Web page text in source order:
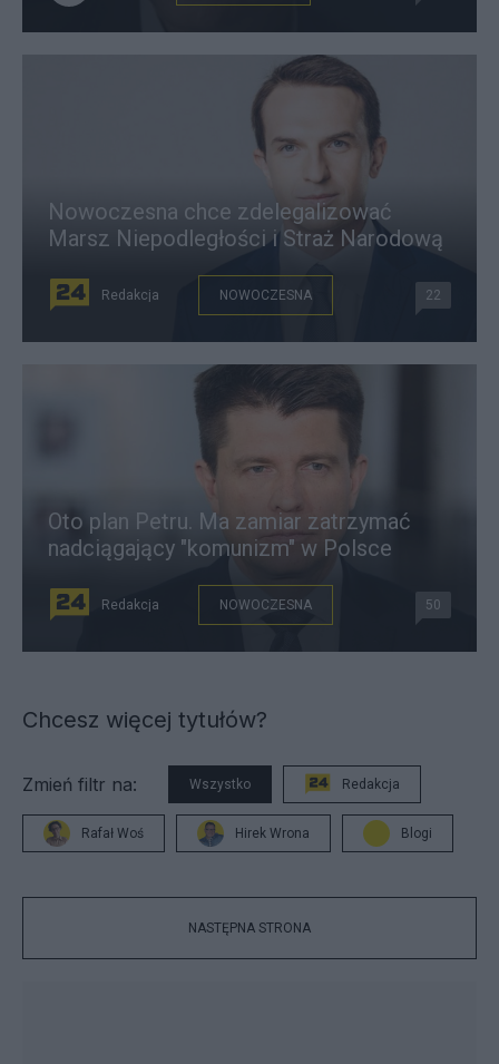
Nowoczesna chce zdelegalizować
Marsz Niepodległości i Straż Narodową
Redakcja NOWOCZESNA 22
Oto plan Petru. Ma zamiar zatrzymać
nadciągający "komunizm" w Polsce
Redakcja NOWOCZESNA 50
Chcesz więcej tytułów?
Zmień filtr na: Wszystko Redakcja
Rafał Woś Hirek Wrona Blogi
NASTĘPNA STRONA